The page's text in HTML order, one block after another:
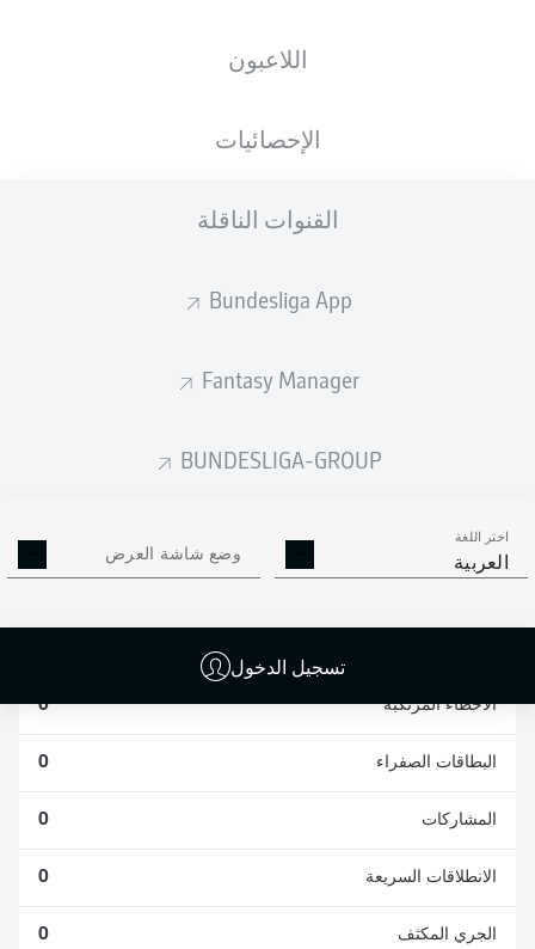
اللاعبون
الإحصائيات
القنوات الناقلة
Bundesliga App
Fantasy Manager
BUNDESLIGA-GROUP
اختر اللغة
العربية وضع شاشة العرض
تسجيل الدخول
04.02.2005
إحصائيات موسم 2026/2027
الافتكاكات الناجحة
الأخطاء المرتكبة 0
البطاقات الصفراء 0
المشاركات 0
الانطلاقات السريعة 0
الجري المكثف 0